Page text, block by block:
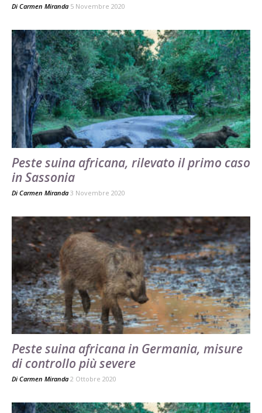
Di Carmen Miranda 5 Novembre 2020
Peste suina africana, rilevato il primo caso
in Sassonia
Di Carmen Miranda 3 Novembre 2020
Peste suina africana in Germania, misure
di controllo più severe
Di Carmen Miranda 2 Ottobre 2020